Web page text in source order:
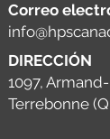
Correo
DIRECCIÓN
1097,
Terrebonne